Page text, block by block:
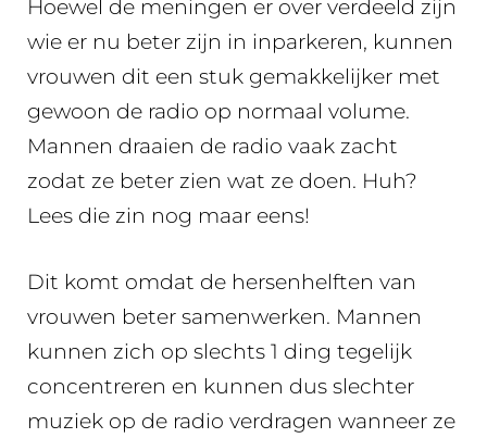
Hoewel de meningen er over verdeeld zijn
wie er nu beter zijn in inparkeren, kunnen
vrouwen dit een stuk gemakkelijker met
gewoon de radio op normaal volume.
Mannen draaien de radio vaak zacht
zodat ze beter zien wat ze doen. Huh?
Lees die zin nog maar eens!
Dit komt omdat de hersenhelften van
vrouwen beter samenwerken. Mannen
kunnen zich op slechts 1 ding tegelijk
concentreren en kunnen dus slechter
muziek op de radio verdragen wanneer ze